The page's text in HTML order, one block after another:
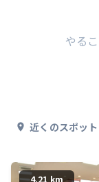
やる
近くのスポット
4.21 km